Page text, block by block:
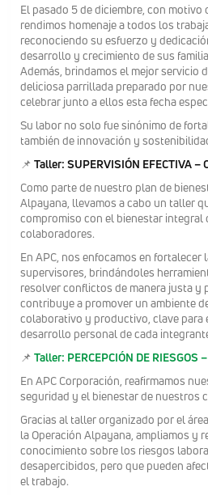
El pasado 5 de diciembre, con motivo
rendimos homenaje a todos los
reconociendo su esfuerzo y
desarrollo y crecimiento de sus
Además, brindamos el mejor servicio
deliciosa parrillada preparado por
celebrar junto a ellos esta fecha
Su labor no solo fue sinónimo de
también de innovación y
📌Taller: SUPERVISIÓN EFECTIVA –
Como parte de nuestro plan de
Alpayana, llevamos a cabo un taller
compromiso con el bienestar integral
colaboradores.
En APC, nos enfocamos en
supervisores, brindándoles
resolver conflictos de manera justa y
contribuye a promover un ambiente
colaborativo y productivo, clave para
desarrollo personal de cada
📌Taller: PERCEPCIÓN DE RIESGOS
En APC Corporación, reafirmamos
seguridad y el bienestar de nuestros
Gracias al taller organizado por el
la Operación Alpayana, ampliamos y
conocimiento sobre los riesgos
desapercibidos, pero que pueden
el trabajo.